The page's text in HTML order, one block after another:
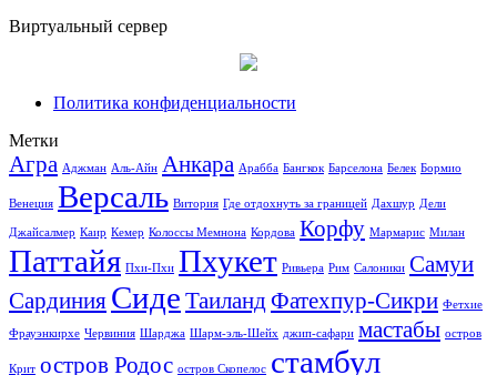
Виртуальный сервер
Политика конфиденциальности
Метки
Агра Аджман Аль-Айн Анкара Арабба Бангкок Барселона Белек Бормио
Венеция Версаль Витория Где отдохнуть за границей Дахшур Дели
Джайсалмер Каир Кемер Колоссы Мемнона Кордова Корфу Мармарис Милан
Паттайя Пхи-Пхи Пхукет Ривьера Рим Салоники Самуи
Сардиния Сиде ТаиландФатехпур-Сикри Фетхие
Фрауэнкирхе Червиния Шарджа Шарм-эль-Шейх джип-сафари мастабы остров
Крит остров Родос остров Скопелос стамбул